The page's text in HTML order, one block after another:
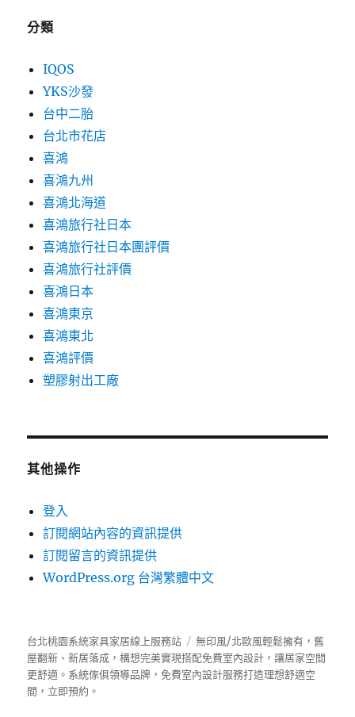
分類
IQOS
YKS沙發
台中二胎
台北市花店
喜鴻
喜鴻九州
喜鴻北海道
喜鴻旅行社日本
喜鴻旅行社日本團評價
喜鴻旅行社評價
喜鴻日本
喜鴻東京
喜鴻東北
喜鴻評價
塑膠射出工廠
其他操作
登入
訂閱網站內容的資訊提供
訂閱留言的資訊提供
WordPress.org 台灣繁體中文
台北桃園系統家具家居線上服務站
無印風/北歐風輕鬆擁有，舊
屋翻新、新居落成，構想完美實現搭配免費室內設計，讓居家空間
更舒適。 系統傢俱領導品牌，免費室內設計服務打造理想舒適空
間，立即預約。